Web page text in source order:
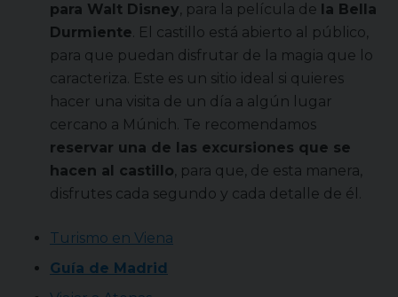
para Walt Disney, para la película de la Bella
Durmiente. El castillo está abierto al público,
para que puedan disfrutar de la magia que lo
caracteriza. Este es un sitio ideal si quieres
hacer una visita de un día a algún lugar
cercano a Múnich. Te recomendamos
reservar una de las excursiones que se
hacen al castillo, para que, de esta manera,
disfrutes cada segundo y cada detalle de él.
Turismo en Viena
Guía de Madrid